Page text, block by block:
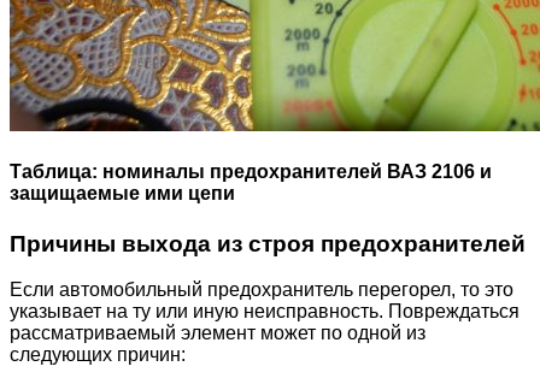
Таблица: номиналы предохранителей ВАЗ 2106 и
защищаемые ими цепи
Причины выхода из строя предохранителей
Если автомобильный предохранитель перегорел, то это
указывает на ту или иную неисправность. Повреждаться
рассматриваемый элемент может по одной из
следующих причин: